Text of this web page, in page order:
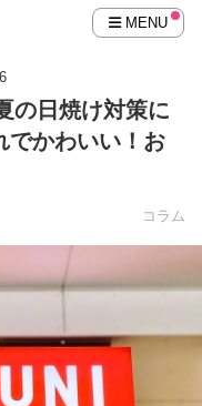
MENU
の日焼け対策に
でかわいい！お
コラム